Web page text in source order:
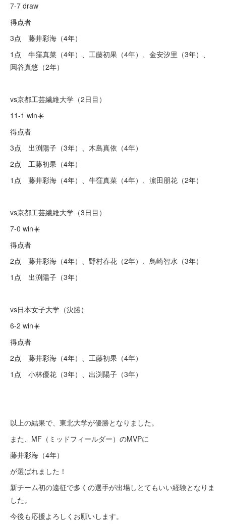
7-7 draw
得点者
3点 藤井彩海（4年）
1点 牛窪真菜（4年）、工藤初果（4年）、金安汐里（3年）、
圓谷真悠（2年）
vs京都工芸繊維大学（2日目）
11-1 win☀️
得点者
3点 出渕陽子（3年）、木島真依（4年）
2点 工藤初果（4年）
1点 藤井彩海（4年）、牛窪真菜（4年）、濵田朋花（2年）
vs京都工芸繊維大学（3日目）
7-0 win☀️
得点者
2点 藤井彩海（4年）、野村春花（2年）、鳥崎智水（3年）
1点 出渕陽子（3年）
vs日本女子大学（決勝）
6-2 win☀️
得点者
2点 藤井彩海（4年）、工藤初果（4年）
1点 小林優花（3年）、出渕陽子（3年）
以上の結果で、東北大学が優勝となりました。
また、MF（ミッドフィールダー）のMVPに
藤井彩海（4年）
が選ばれました！
新チーム初の遠征で多くの選手が出場しとてもいい経験となりま
した。
今後も応援よろしくお願いします。